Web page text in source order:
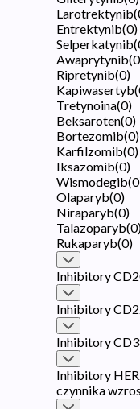
Larotrektynib(
Entrektynib(0)
Selperkatynib(
Awaprytynib(0
Ripretynib(0)
Kapiwasertyb(
Tretynoina(0)
Beksaroten(0)
Bortezomib(0)
Karfilzomib(0)
Iksazomib(0)
Wismodegib(0
Olaparyb(0)
Niraparyb(0)
Talazoparyb(0
Rukaparyb(0)
Inhibitory
Inhibitory
Inhibitory
Inhibitory
czynnika